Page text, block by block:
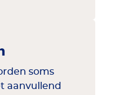
soms
aanvullend